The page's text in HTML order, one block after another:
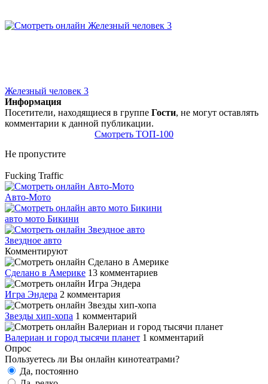
Железный человек 3
Информация
Посетители, находящиеся в группе Гости, не могут оставлять
комментарии к данной публикации.
Смотреть ТОП-100
Не пропустите
Fucking Traffic
Авто-Мото
авто мото Бикини
Звездное авто
Комментируют
Сделано в Америке 13 комментариев
Игра Эндера 2 комментария
Звезды хип-хопа 1 комментарий
Валериан и город тысячи планет 1 комментарий
Опрос
Пользуетесь ли Вы онлайн кинотеатрами?
Да, постоянно